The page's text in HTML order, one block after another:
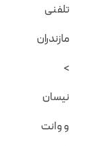
تلفنی
مازندران
>
نیسان
و وانت